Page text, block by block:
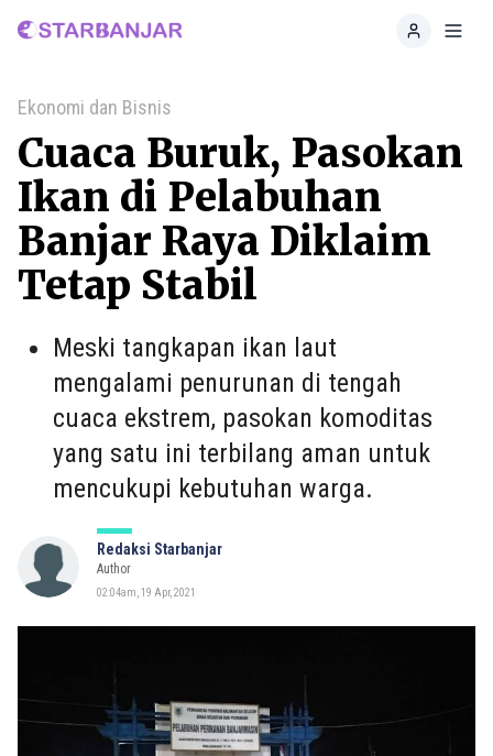
Home
Ekonomi dan Bisnis
Cuaca Buruk, Pasokan
Ikan di Pelabuhan
Banjar Raya Diklaim
Tetap Stabil
Meski tangkapan ikan laut
mengalami penurunan di tengah
cuaca ekstrem, pasokan komoditas
yang satu ini terbilang aman untuk
mencukupi kebutuhan warga.
Redaksi Starbanjar
Author
02:04am, 19 Apr, 2021